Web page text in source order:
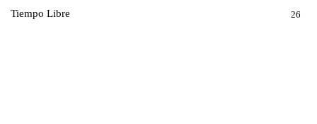
Tiempo Libre 26